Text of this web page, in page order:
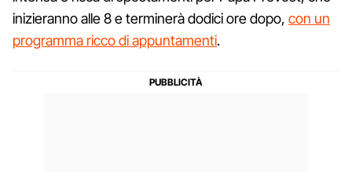
inizieranno alle 8 e terminerà dodici ore dopo, con un
programma ricco di appuntamenti.